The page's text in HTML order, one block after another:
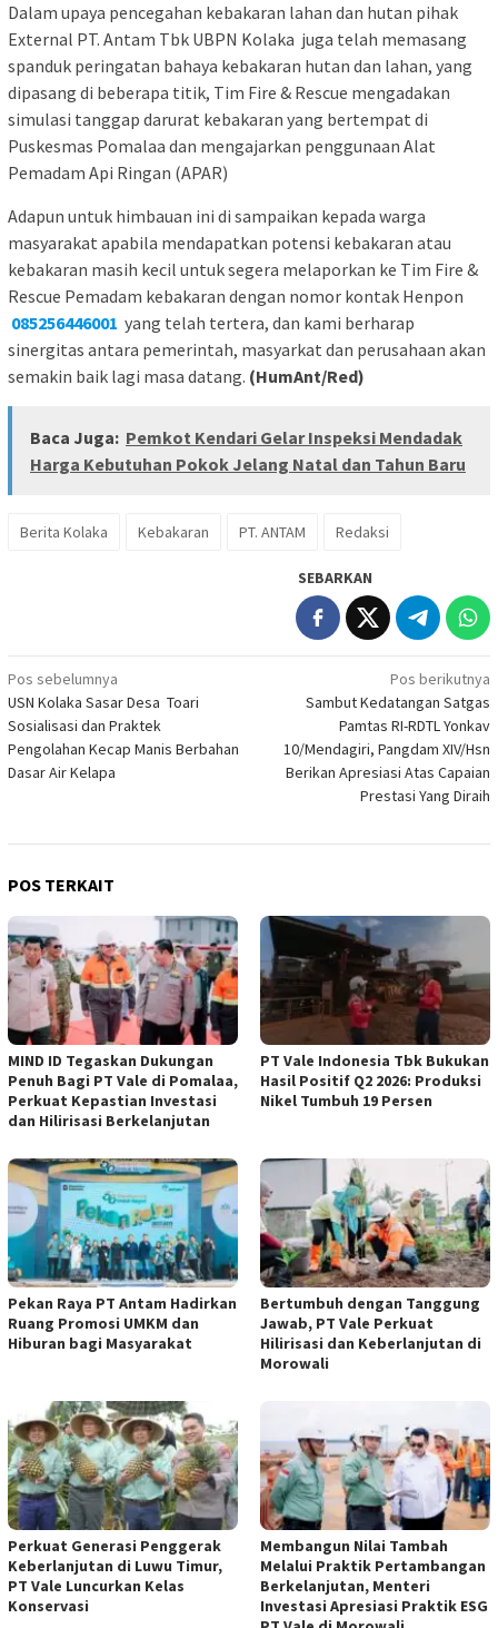
Dalam upaya pencegahan kebakaran lahan dan hutan pihak
External PT. Antam Tbk UBPN Kolaka juga telah memasang
spanduk peringatan bahaya kebakaran hutan dan lahan, yang
dipasang di beberapa titik, Tim Fire & Rescue mengadakan
simulasi tanggap darurat kebakaran yang bertempat di
Puskesmas Pomalaa dan mengajarkan penggunaan Alat
Pemadam Api Ringan (APAR)
Adapun untuk himbauan ini di sampaikan kepada warga
masyarakat apabila mendapatkan potensi kebakaran atau
kebakaran masih kecil untuk segera melaporkan ke Tim Fire &
Rescue Pemadam kebakaran dengan nomor kontak Henpon
085256446001 yang telah tertera, dan kami berharap
sinergitas antara pemerintah, masyarkat dan perusahaan akan
semakin baik lagi masa datang. (HumAnt/Red)
Baca Juga: Pemkot Kendari Gelar Inspeksi Mendadak
Harga Kebutuhan Pokok Jelang Natal dan Tahun Baru
Berita Kolaka Kebakaran PT. ANTAM Redaksi
SEBARKAN
Navigasi
pos
Pos sebelumnya
USN Kolaka Sasar Desa Toari
Sosialisasi dan Praktek
Pengolahan Kecap Manis Berbahan
Dasar Air Kelapa
Pos berikutnya
Sambut Kedatangan Satgas
Pamtas RI-RDTL Yonkav
10/Mendagiri, Pangdam XIV/Hsn
Berikan Apresiasi Atas Capaian
Prestasi Yang Diraih
POS TERKAIT
MIND ID Tegaskan Dukungan
Penuh Bagi PT Vale di Pomalaa,
Perkuat Kepastian Investasi
dan Hilirisasi Berkelanjutan
PT Vale Indonesia Tbk Bukukan
Hasil Positif Q2 2026: Produksi
Nikel Tumbuh 19 Persen
Pekan Raya PT Antam Hadirkan
Ruang Promosi UMKM dan
Hiburan bagi Masyarakat
Bertumbuh dengan Tanggung
Jawab, PT Vale Perkuat
Hilirisasi dan Keberlanjutan di
Morowali
Perkuat Generasi Penggerak
Keberlanjutan di Luwu Timur,
PT Vale Luncurkan Kelas
Konservasi
Membangun Nilai Tambah
Melalui Praktik Pertambangan
Berkelanjutan, Menteri
Investasi Apresiasi Praktik ESG